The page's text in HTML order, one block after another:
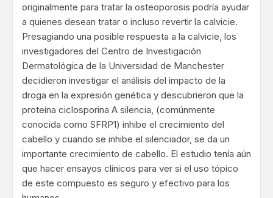
originalmente para tratar la osteoporosis podría ayudar
a quienes desean tratar o incluso revertir la calvicie.
Presagiando una posible respuesta a la calvicie, los
investigadores del Centro de Investigación
Dermatológica de la Universidad de Manchester
decidieron investigar el análisis del impacto de la
droga en la expresión genética y descubrieron que la
proteína ciclosporina A silencia, (comúnmente
conocida como SFRP1) inhibe el crecimiento del
cabello y cuando se inhibe el silenciador, se da un
importante crecimiento de cabello. El estudio tenía aún
que hacer ensayos clínicos para ver si el uso tópico
de este compuesto es seguro y efectivo para los